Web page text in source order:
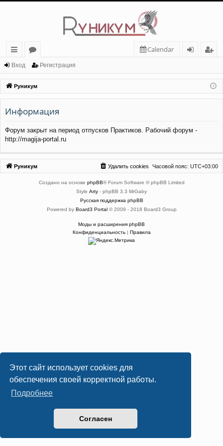
Этот сайт использует cookies для
обеспечения своей корректной работы.
Подробнее
Согласен
с
ы
лк
и
о
ру
м
ы
Calendar
д
ис
тр
Вход Регистрация
Руникум
Информация
Форум закрыт на период отпусков Практиков. Рабочий форум -
http://magija-portal.ru
Руникум Часовой пояс: UTC+03:00
Удалить cookies
Создано на основе phpBB® Forum Software © phpBB Limited
Style Arty - phpBB 3.3 MrGaby
Русская поддержка phpBB
Powered by Board3 Portal© 2009 - 2018 Board3 Group
Моды и расширения phpBB
Конфиденциальность| Правила